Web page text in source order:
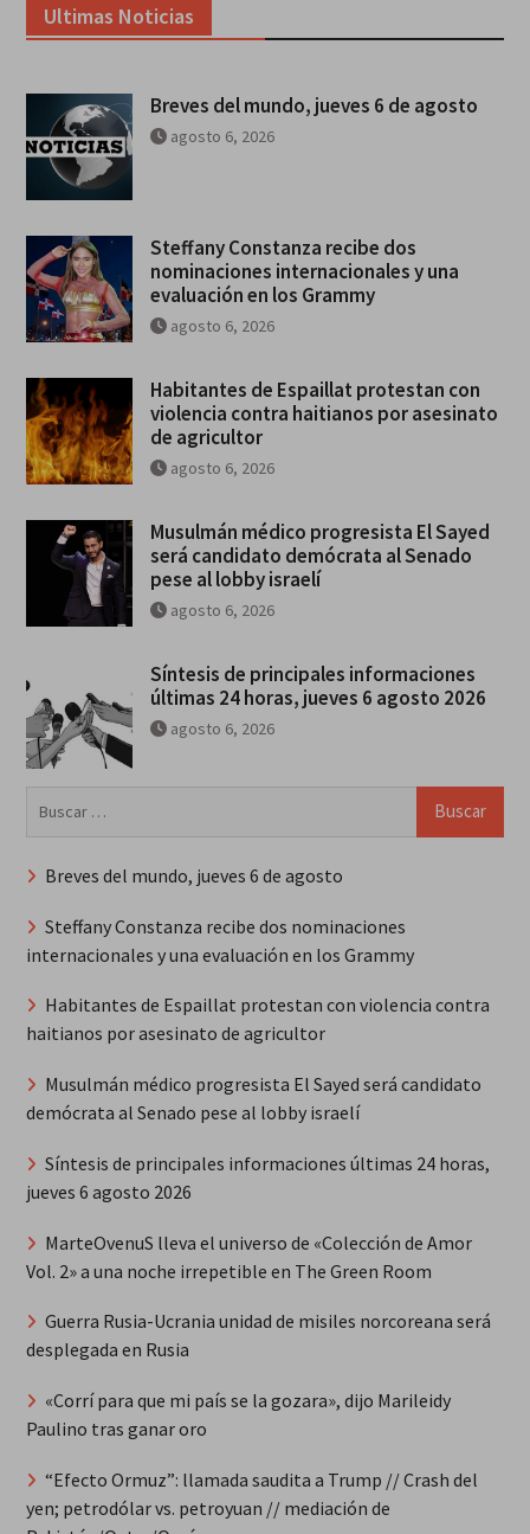
Ultimas Noticias
Breves del mundo, jueves 6 de agosto
agosto 6, 2026
Steffany Constanza recibe dos
nominaciones internacionales y una
evaluación en los Grammy
agosto 6, 2026
Habitantes de Espaillat protestan con
violencia contra haitianos por asesinato
de agricultor
agosto 6, 2026
Musulmán médico progresista El Sayed
será candidato demócrata al Senado
pese al lobby israelí
agosto 6, 2026
Síntesis de principales informaciones
últimas 24 horas, jueves 6 agosto 2026
agosto 6, 2026
Breves del mundo, jueves 6 de agosto
Steffany Constanza recibe dos nominaciones
internacionales y una evaluación en los Grammy
Habitantes de Espaillat protestan con violencia contra
haitianos por asesinato de agricultor
Musulmán médico progresista El Sayed será candidato
demócrata al Senado pese al lobby israelí
Síntesis de principales informaciones últimas 24 horas,
jueves 6 agosto 2026
MarteOvenuS lleva el universo de «Colección de Amor
Vol. 2» a una noche irrepetible en The Green Room
Guerra Rusia-Ucrania unidad de misiles norcoreana será
desplegada en Rusia
«Corrí para que mi país se la gozara», dijo Marileidy
Paulino tras ganar oro
“Efecto Ormuz”: llamada saudita a Trump // Crash del
yen; petrodólar vs. petroyuan // mediación de